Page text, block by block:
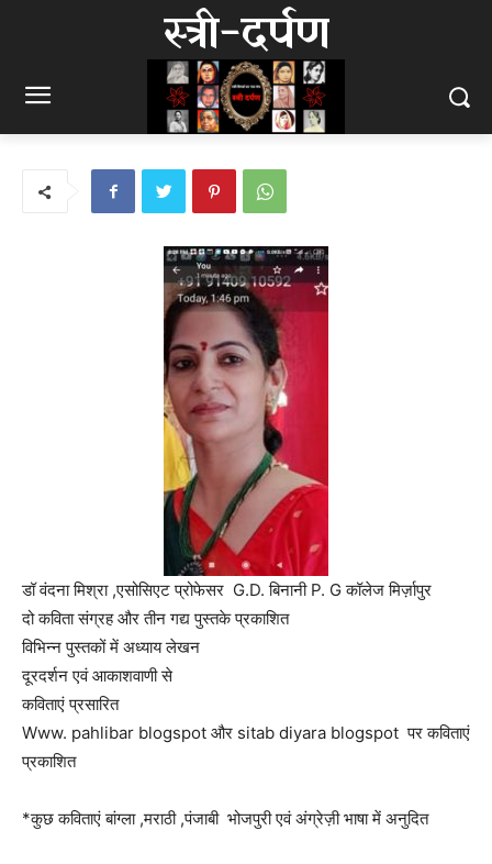
स्त्री-दर्पण
डॉ वंदना मिश्रा ,एसोसिएट प्रोफेसर G.D. बिनानी P. G कॉलेज मिर्ज़ापुर
दो कविता संग्रह और तीन गद्य पुस्तके प्रकाशित
विभिन्न पुस्तकों में अध्याय लेखन
दूरदर्शन एवं आकाशवाणी से
कविताएं प्रसारित
Www. pahlibar blogspot और sitab diyara blogspot पर कविताएं
प्रकाशित
*कुछ कविताएं बांग्ला ,मराठी ,पंजाबी भोजपुरी एवं अंग्रेज़ी भाषा में अनुदित